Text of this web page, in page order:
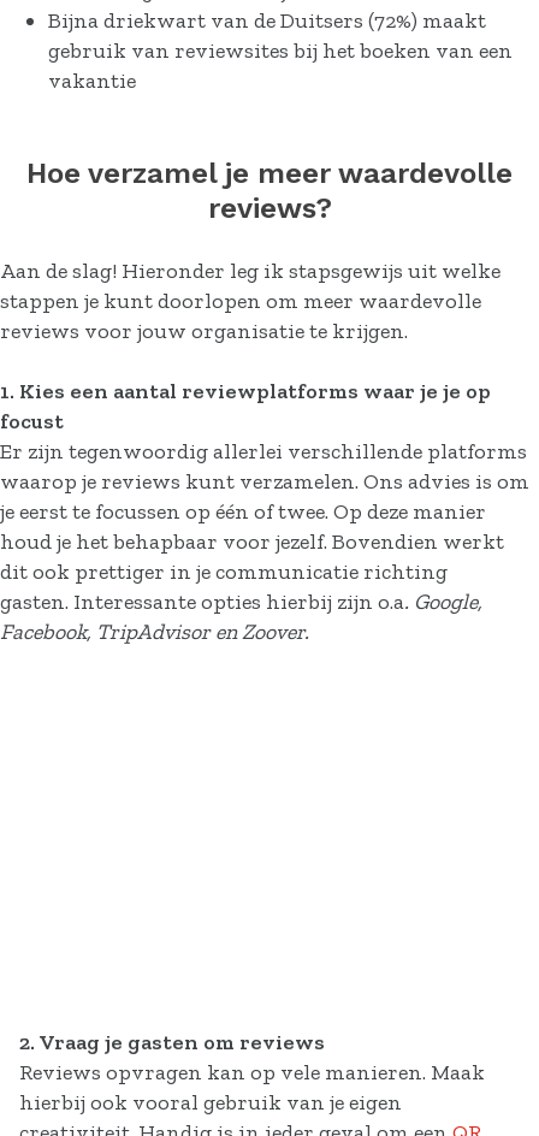
Bijna driekwart van de Duitsers (72%) maakt
gebruik van reviewsites bij het boeken van een
vakantie
Hoe verzamel je meer waardevolle
reviews?
Aan de slag! Hieronder leg ik stapsgewijs uit welke
stappen je kunt doorlopen om meer waardevolle
reviews voor jouw organisatie te krijgen.
1. Kies een aantal reviewplatforms waar je je op
focust
Er zijn tegenwoordig allerlei verschillende platforms
waarop je reviews kunt verzamelen. Ons advies is om
je eerst te focussen op één of twee. Op deze manier
houd je het behapbaar voor jezelf. Bovendien werkt
dit ook prettiger in je communicatie richting
gasten. Interessante opties hierbij zijn o.a. Google,
Facebook, TripAdvisor en Zoover.
2. Vraag je gasten om reviews
Reviews opvragen kan op vele manieren. Maak
hierbij ook vooral gebruik van je eigen